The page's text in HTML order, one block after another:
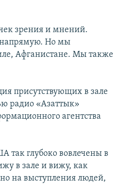
зрения и мнений.
напрямую. Но мы
Афганистане. Мы также
присутствующих в зале
радио «Азаттык»
агентства
так глубоко вовлечены в
в зале и вижу, как
на выступления людей,